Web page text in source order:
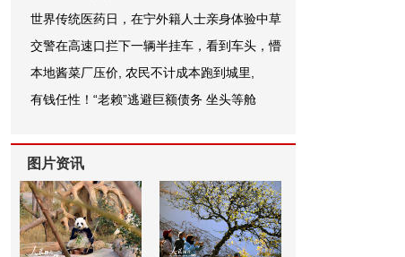
世界传统医药日，在宁外籍人士亲身体验中草
交警在高速口拦下一辆半挂车，看到车头，懵
本地酱菜厂压价, 农民不计成本跑到城里,
有钱任性！“老赖”逃避巨额债务 坐头等舱
图片资讯